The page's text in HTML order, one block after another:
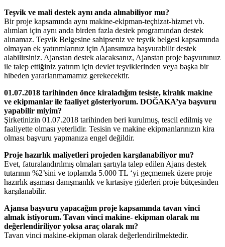
Teşvik ve mali destek aynı anda alınabiliyor mu?
Bir proje kapsamında aynı makine-ekipman-teçhizat-hizmet vb.
alımları için aynı anda birden fazla destek programından destek
alınamaz. Teşvik Belgesine sahipseniz ve teşvik belgesi kapsamında
olmayan ek yatırımlarınız için Ajansımıza başvurabilir destek
alabilirsiniz. Ajanstan destek alacaksanız, Ajanstan proje başvurunuz
ile talep ettiğiniz yatırım için devlet teşviklerinden veya başka bir
hibeden yararlanmamamız gerekecektir.
01.07.2018 tarihinden önce kiraladığım tesiste, kiralık makine
ve ekipmanlar ile faaliyet gösteriyorum. DOĞAKA’ya başvuru
yapabilir miyim?
Şirketinizin 01.07.2018 tarihinden beri kurulmuş, tescil edilmiş ve
faaliyette olması yeterlidir. Tesisin ve makine ekipmanlarınızın kira
olması başvuru yapmanıza engel değildir.
Proje hazırlık maliyetleri projeden karşılanabiliyor mu?
Evet, faturalandırılmış olmaları şartıyla talep edilen Ajans destek
tutarının %2’sini ve toplamda 5.000 TL ‘yi geçmemek üzere proje
hazırlık aşaması danışmanlık ve kırtasiye giderleri proje bütçesinden
karşılanabilir.
Ajansa başvuru yapacağım proje kapsamında tavan vinci
almak istiyorum. Tavan vinci makine- ekipman olarak mı
değerlendiriliyor yoksa araç olarak mı?
Tavan vinci makine-ekipman olarak değerlendirilmektedir.